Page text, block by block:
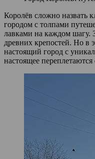
Королёв сложно назвать
городом с толпами
лавками на каждом шагу.
древних крепостей. Но в
настоящий город с
настоящее